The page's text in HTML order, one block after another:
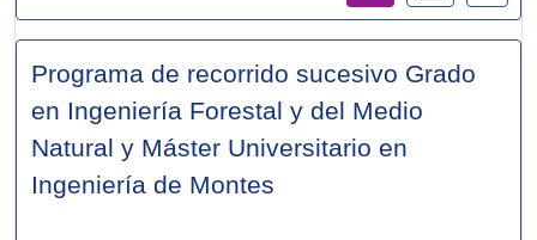
Programa de recorrido sucesivo Grado
en Ingeniería Forestal y del Medio
Natural y Máster Universitario en
Ingeniería de Montes